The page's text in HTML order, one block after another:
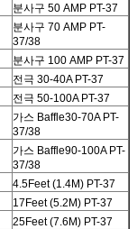
분사구 50 AMP PT-37
분사구 70 AMP PT-
37/38
분사구 100 AMP PT-37
전극 30-40A PT-37
전극 50-100A PT-37
가스 Baffle30-70A PT-
37/38
가스 Baffle90-100A PT-
37/38
4.5Feet (1.4M) PT-37
17Feet (5.2M) PT-37
25Feet (7.6M) PT-37